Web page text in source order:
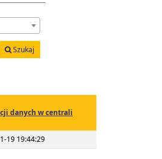
Szukaj
danych w centrali
19 19:44:29